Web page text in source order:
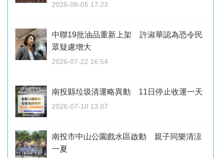
2026-08-05 17:23
中聯19批油品重新上架 許淑華認為恐令民
眾疑慮增大
2026-07-22 16:54
南投縣垃圾清運略異動 11日停止收運一天
2026-07-10 13:07
南投市中山公園戲水區啟動 親子同樂清涼
一夏